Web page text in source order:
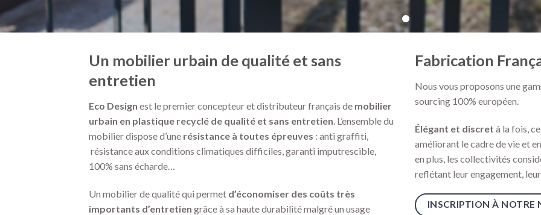
Un mobilier urbain de qualité et sans
entretien
Eco Design est le premier concepteur et distributeur français de mobilier
urbain en plastique recyclé de qualité et sans entretien . L’ensemble du
mobilier dispose d’une résistance à toutes épreuves : anti graffiti,
résistance aux conditions climatiques difficiles, garanti imputrescible,
100% sans écharde…
Un mobilier de qualité qui permet d’économiser des coûts très
importants d’entretien grâce à sa haute durabilité malgré un usage
Fabrication
Nous vous proposons une
sourcing 100% européen.
Élégant et discret à la fois,
améliorant le cadre de vie et
en plus, les collectivités
reflétant leur engagement,
INSCRIPTION À NOTRE